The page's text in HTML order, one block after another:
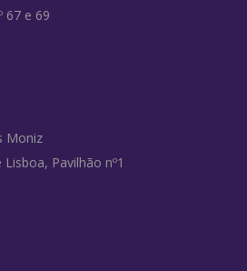
67 e 69
Moniz
Pavilhão nº1